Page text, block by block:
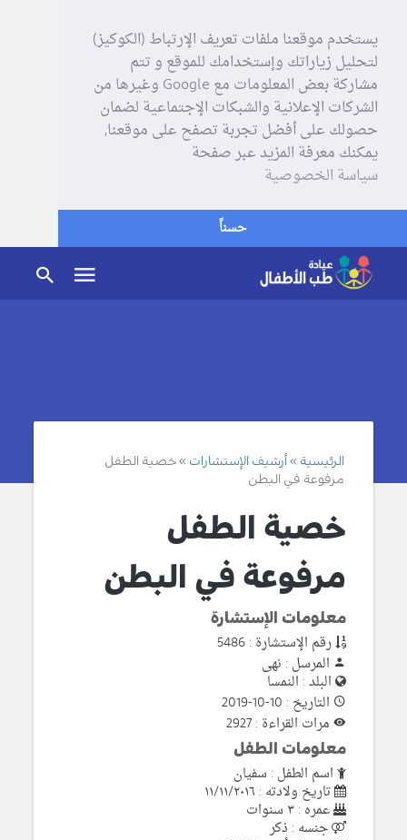
يستخدم موقعنا ملفات تعريف الإرتباط (الكوكيز)
لتحليل زياراتك وإستخدامك للموقع و تتم
مشاركة بعض المعلومات مع Google وغيرها من
الشركات الإعلانية والشبكات الإجتماعية لضمان
حصولك على أفضل تجربة تصفح على موقعنا,
يمكنك معرفة المزيد عبر صفحة
سياسة الخصوصية
حسناً
الرئيسية أرشيف الإستشارات
خصية الطفل
مرفوعة في البطن
خصية الطفل
مرفوعة في البطن
معلومات الإستشارة
رقم الإستشارة : 5486
المرسل : نهى
البلد : النمسا
التاريخ : 10-10-2019
مرات القراءة : 2927
معلومات الطفل
اسم الطفل : سفيان
تاريخ ولادته : ١١/١١/٢٠١٦
عمره : ٣ سنوات
جنسه : ذكر